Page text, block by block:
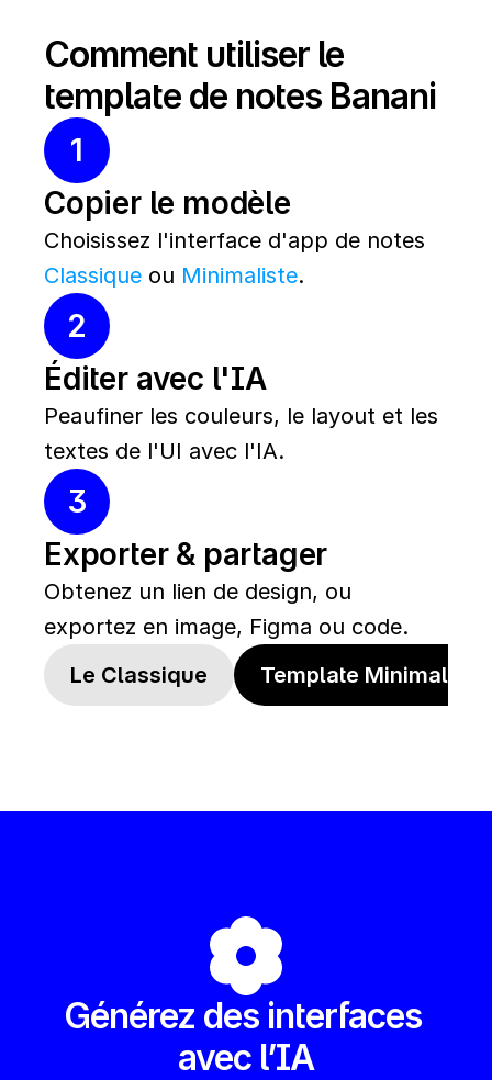
Comment utiliser le
template de notes Banani
1
Copier le modèle
Classique ou Minimaliste.
2
Éditer avec l'IA
Peaufiner les couleurs, le layout et les
textes de l'UI avec l'IA.
3
Exporter & partager
Obtenez un lien de design, ou
exportez en image, Figma ou code.
Le Classique
Template Minimaliste
Générez des interfaces
avec l’IA